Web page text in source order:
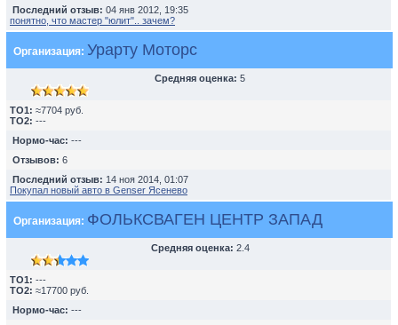
Последний отзыв: 04 янв 2012, 19:35
понятно, что мастер "юлит".. зачем?
Организация: Урарту Моторс
Средняя оценка: 5
TO1: ≈7704 руб.
TO2: ---
Нормо-час: ---
Отзывов: 6
Последний отзыв: 14 ноя 2014, 01:07
Покупал новый авто в Genser Ясенево
Организация: ФОЛЬКСВАГЕН ЦЕНТР ЗАПАД
Средняя оценка: 2.4
TO1: ---
TO2: ≈17700 руб.
Нормо-час: ---